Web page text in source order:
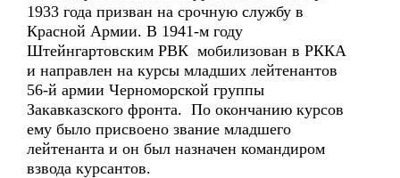
1933 года призван на срочную службу в
Красной Армии. В 1941-м году
Штейнгартовским РВК мобилизован в РККА
и направлен на курсы младших лейтенантов
56-й армии Черноморской группы
Закавказского фронта. По окончанию курсов
ему было присвоено звание младшего
лейтенанта и он был назначен командиром
взвода курсантов.